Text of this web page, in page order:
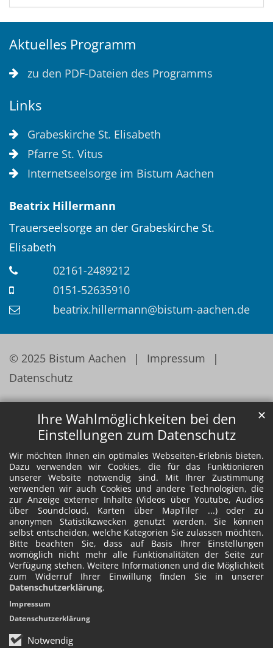
Ihre Wahlmöglichkeiten bei den
Einstellungen zum Datenschutz
Wir möchten Ihnen ein optimales Webseiten-Erlebnis bieten.
Dazu verwenden wir Cookies, die für das Funktionieren
unserer Website notwendig sind. Mit Ihrer Zustimmung
verwenden wir auch Cookies und andere Technologien, die
zur Anzeige externer Inhalte (Videos über Youtube, Audios
über Soundcloud, Karten über MapTiler ...) oder zu
anonymen Statistikzwecken genutzt werden. Sie können
selbst entscheiden, welche Kategorien Sie zulassen möchten.
Bitte beachten Sie, dass auf Basis Ihrer Einstellungen
womöglich nicht mehr alle Funktionalitäten der Seite zur
Verfügung stehen. Weitere Informationen und die Möglichkeit
zum Widerruf Ihrer Einwillung finden Sie in unserer
Datenschutzerklärung.
Notwendig
✕
Impressum
Datenschutzerklärung
Aktuelles Programm
zu den PDF-Dateien des Programms
Links
Grabeskirche St. Elisabeth
Pfarre St. Vitus
Internetseelsorge im Bistum Aachen
Beatrix Hillermann
Trauerseelsorge an der Grabeskirche St.
Elisabeth
02161-2489212
0151-52635910
beatrix.hillermann@bistum-aachen.de
© 2025 Bistum Aachen
Impressum
Datenschutz